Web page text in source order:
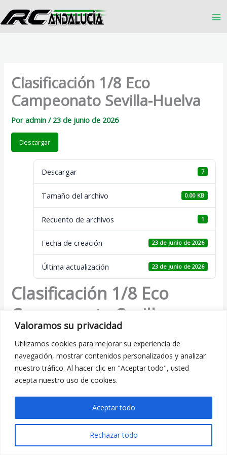
Valoramos su privacidad
Utilizamos cookies para mejorar su experiencia de
navegación, mostrar contenidos personalizados y analizar
nuestro tráfico. Al hacer clic en "Aceptar todo", usted
acepta nuestro uso de cookies.
Rechazar todo
Aceptar todo
al
Clasificación 1/8 Eco
Campeonato Sevilla-Huelva
Poradmin/ 23 de junio de 2026
Descargar
Descargar 7
Tamaño del archivo 0.00 KB
Recuento de archivos 1
Fecha de creación 23 de junio de 2026
Última actualización 23 de junio de 2026
Clasificación 1/8 Eco
Campeonato Sevilla-
Huelva
Todos los derechos © 2026 RC Andalucia